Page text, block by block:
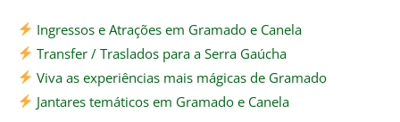
Ingressos e Atrações em Gramado e Canela
Transfer / Traslados para a Serra Gaúcha
Viva as experiências mais mágicas de Gramado
Jantares temáticos em Gramado e Canela